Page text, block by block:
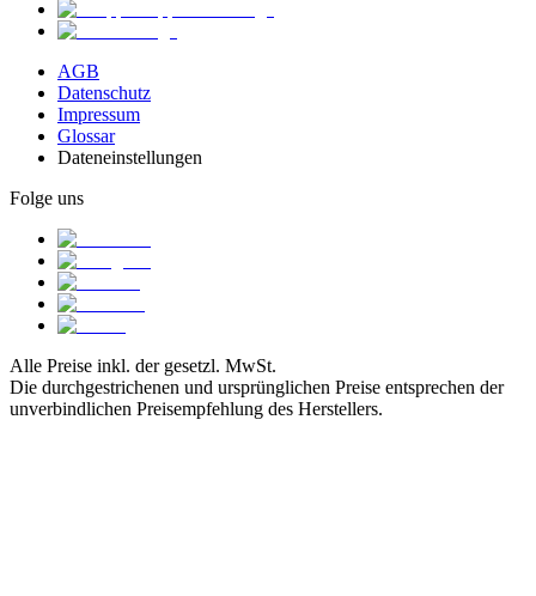
AGB
Datenschutz
Impressum
Glossar
Dateneinstellungen
Folge uns
Alle Preise inkl. der gesetzl. MwSt.
Die durchgestrichenen und ursprünglichen Preise entsprechen der
unverbindlichen Preisempfehlung des Herstellers.